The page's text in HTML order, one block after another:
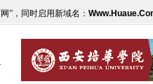
”，同时启用新域名：